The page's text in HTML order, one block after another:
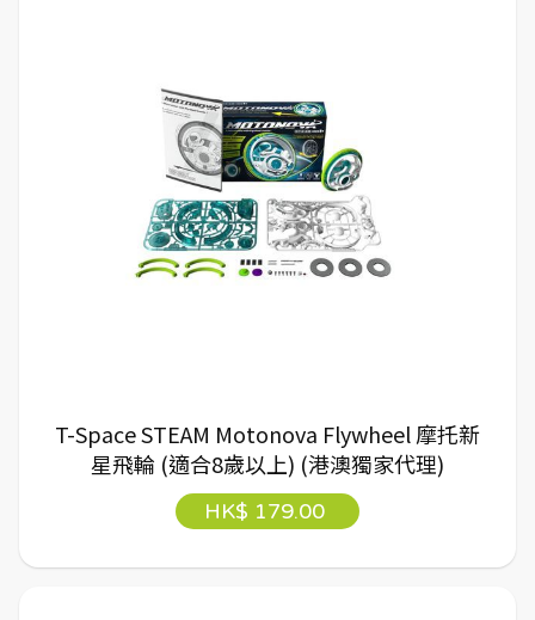
T-Space STEAM Motonova Flywheel 摩托新
星飛輪 (適合8歲以上) (港澳獨家代理)
HK$ 179.00